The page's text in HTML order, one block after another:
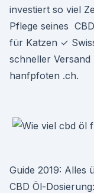
investiert so viel
Pflege seines
für Katzen ✓
schneller
hanfpfoten .ch.
Guide 2019: Alles
CBD Öl-